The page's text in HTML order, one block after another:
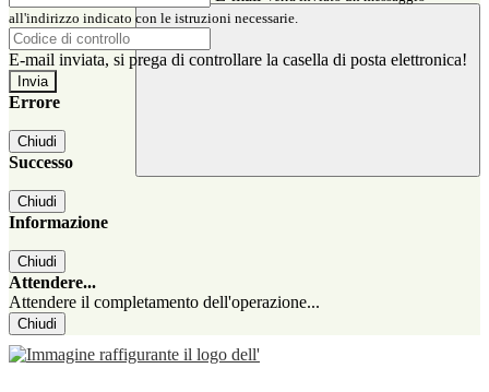
all'indirizzo indicato con le istruzioni necessarie.
E-mail inviata, si prega di controllare la casella di posta elettronica!
Errore
Chiudi
Successo
Chiudi
Informazione
Chiudi
Attendere...
Attendere il completamento dell'operazione...
Chiudi